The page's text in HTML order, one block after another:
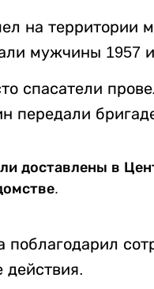
на территории
мужчины 1957
спасатели
передали
доставлены в
поблагодарил
действия.